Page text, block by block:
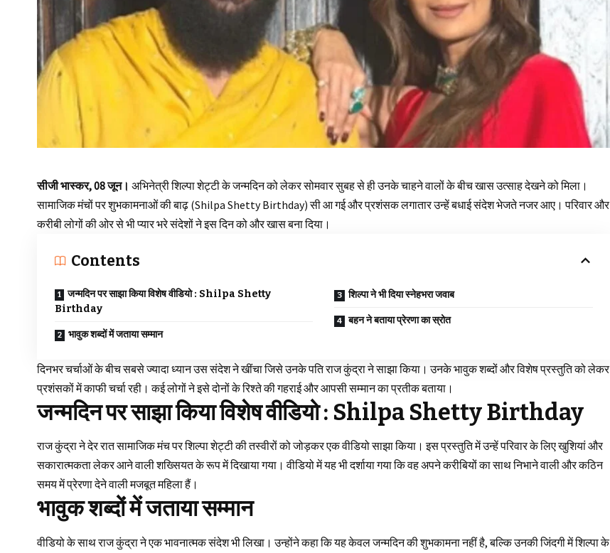
सीजी भास्कर, 08 जून। अभिनेत्री शिल्पा शेट्टी के जन्मदिन को लेकर सोमवार सुबह से ही उनके चाहने वालों के बीच खास उत्साह देखने को मिला।
सामाजिक मंचों पर शुभकामनाओं की बाढ़ (Shilpa Shetty Birthday) सी आ गई और प्रशंसक लगातार उन्हें बधाई संदेश भेजते नजर आए। परिवार और
करीबी लोगों की ओर से भी प्यार भरे संदेशों ने इस दिन को और खास बना दिया।
Contents
जन्मदिन पर साझा किया विशेष वीडियो : Shilpa Shetty
Birthday
भावुक शब्दों में जताया सम्मान
शिल्पा ने भी दिया स्नेहभरा जवाब
बहन ने बताया प्रेरणा का स्रोत
दिनभर चर्चाओं के बीच सबसे ज्यादा ध्यान उस संदेश ने खींचा जिसे उनके पति राज कुंद्रा ने साझा किया। उनके भावुक शब्दों और विशेष प्रस्तुति को लेकर
प्रशंसकों में काफी चर्चा रही। कई लोगों ने इसे दोनों के रिश्ते की गहराई और आपसी सम्मान का प्रतीक बताया।
जन्मदिन पर साझा किया विशेष वीडियो : Shilpa Shetty Birthday
राज कुंद्रा ने देर रातसामाजिकमंच पर शिल्पा शेट्टी की तस्वीरों को जोड़कर एक वीडियो साझा किया। इस प्रस्तुति में उन्हें परिवार के लिए खुशियां और
सकारात्मकता लेकर आने वाली शख्सियत के रूप में दिखाया गया। वीडियो में यह भी दर्शाया गया कि वह अपने करीबियों का साथ निभाने वाली और कठिन
समय में प्रेरणा देने वाली मजबूत महिला हैं।
भावुक शब्दों में जताया सम्मान
वीडियो के साथ राज कुंद्रा ने एक भावनात्मक संदेश भी लिखा। उन्होंने कहा कि यह केवल जन्मदिन की शुभकामना नहीं है, बल्कि उनकी जिंदगी में शिल्पा के